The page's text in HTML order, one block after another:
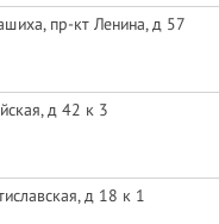
пр-кт Ленина, д 57
д 42 к 3
д 18 к 1